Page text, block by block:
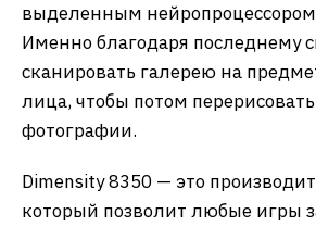
выделенным нейропроцессором
Именно благодаря последнему
сканировать галерею на
лица, чтобы потом
фотографии.
Dimensity 8350 — это
который позволит любые игры